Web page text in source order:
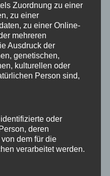
Zuordnung zu einer
zu einer
zu einer Online-
mehreren
Ausdruck der
genetischen,
kulturellen oder
Person sind,
oder
deren
dem für die
verarbeitet werden.